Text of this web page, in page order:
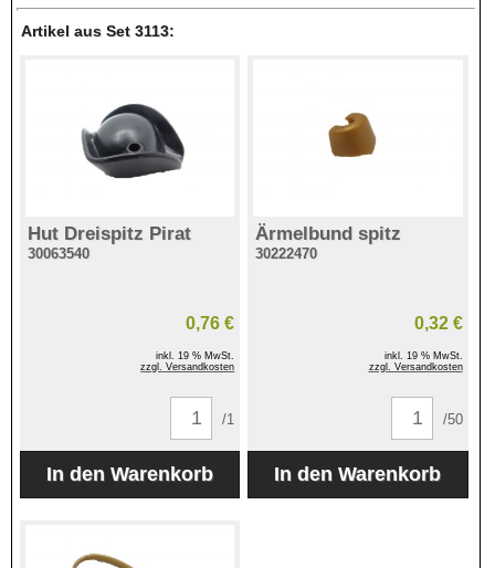
Artikel aus Set 3113:
Hut Dreispitz Pirat
30063540
0,76 €
inkl. 19 % MwSt.
zzgl. Versandkosten
/1
Ärmelbund spitz
30222470
0,32 €
inkl. 19 % MwSt.
zzgl. Versandkosten
/50